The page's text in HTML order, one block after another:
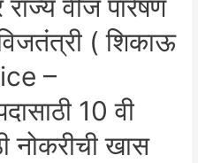
e
राज्य वीज पारेषण
( शिकाऊ
–
10 वी
नोकरीची खास